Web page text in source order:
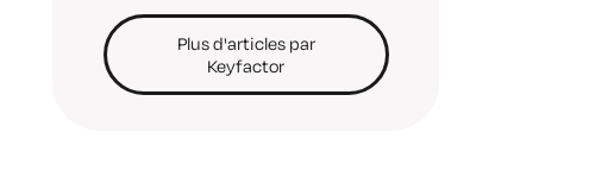
Plus d'articles par
Keyfactor